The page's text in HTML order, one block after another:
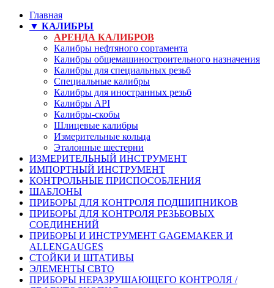
Главная
▼ КАЛИБРЫ
АРЕНДА КАЛИБРОВ
Калибры нефтяного сортамента
Калибры общемашиностроительного назначения
Калибры для специальных резьб
Специальные калибры
Калибры для иностранных резьб
Калибры API
Калибры-скобы
Шлицевые калибры
Измерительные кольца
Эталонные шестерни
ИЗМЕРИТЕЛЬНЫЙ ИНСТРУМЕНТ
ИМПОРТНЫЙ ИНСТРУМЕНТ
КОНТРОЛЬНЫЕ ПРИСПОСОБЛЕНИЯ
ШАБЛОНЫ
ПРИБОРЫ ДЛЯ КОНТРОЛЯ ПОДШИПНИКОВ
ПРИБОРЫ ДЛЯ КОНТРОЛЯ РЕЗЬБОВЫХ
СОЕДИНЕНИЙ
ПРИБОРЫ И ИНСТРУМЕНТ GAGEMAKER И
ALLENGAUGES
СТОЙКИ И ШТАТИВЫ
ЭЛЕМЕНТЫ СВТО
ПРИБОРЫ НЕРАЗРУШАЮЩЕГО КОНТРОЛЯ /